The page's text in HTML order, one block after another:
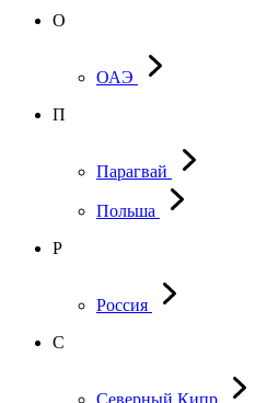
О
ОАЭ
П
Парагвай
Польша
Р
Россия
С